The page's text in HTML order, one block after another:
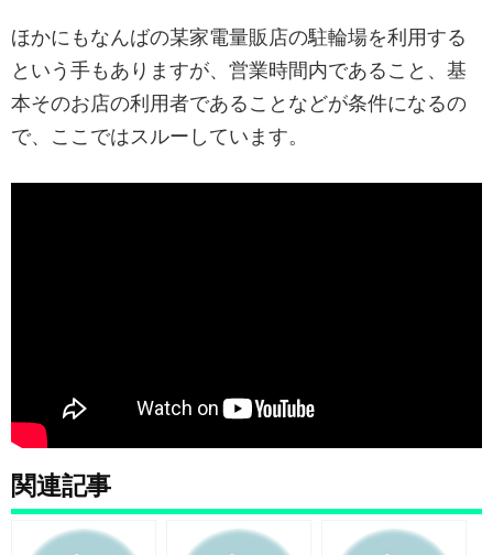
ほかにもなんばの某家電量販店の駐輪場を利用する
という手もありますが、営業時間内であること、基
本そのお店の利用者であることなどが条件になるの
で、ここではスルーしています。
関連記事